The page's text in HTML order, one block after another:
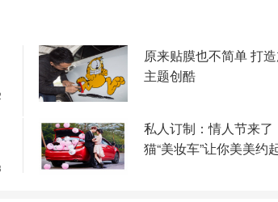
原来贴膜也不简单 打
主题创酷
私人订制：情人节来了
猫“美妆车”让你美美约